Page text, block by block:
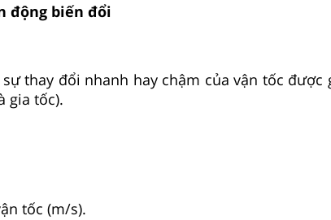
động biến đổi
thay đổi nhanh hay chậm của vận tốc được
gia tốc).
tốc (m/s).